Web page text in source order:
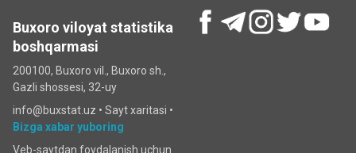
Buxoro viloyat statistika
boshqarmasi
200100, Buxoro vil., Buxoro sh.,
Gazli shossesi, 32-uy
info@buxstat.uz • Sayt xaritasi •
Bizga xabar yuboring
Veb-saytdan foydalanish uchun